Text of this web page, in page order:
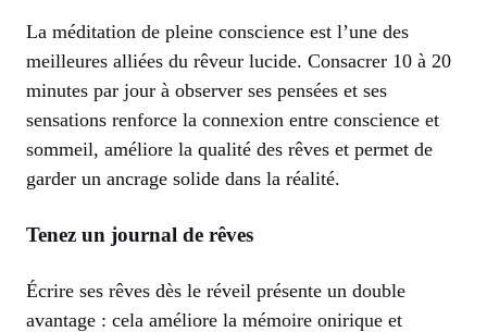
La méditation de pleine conscience est l’une des
meilleures alliées du rêveur lucide. Consacrer 10 à 20
minutes par jour à observer ses pensées et ses
sensations renforce la connexion entre conscience et
sommeil, améliore la qualité des rêves et permet de
garder un ancrage solide dans la réalité.
Tenez un journal de rêves
Écrire ses rêves dès le réveil présente un double
avantage : cela améliore la mémoire onirique et